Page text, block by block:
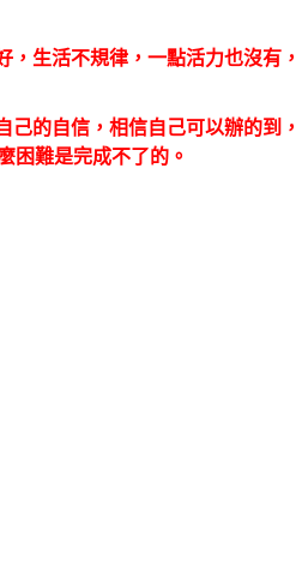
生活不規律，一點活力也沒有，
的自信，相信自己可以辦的到，
困難是完成不了的。